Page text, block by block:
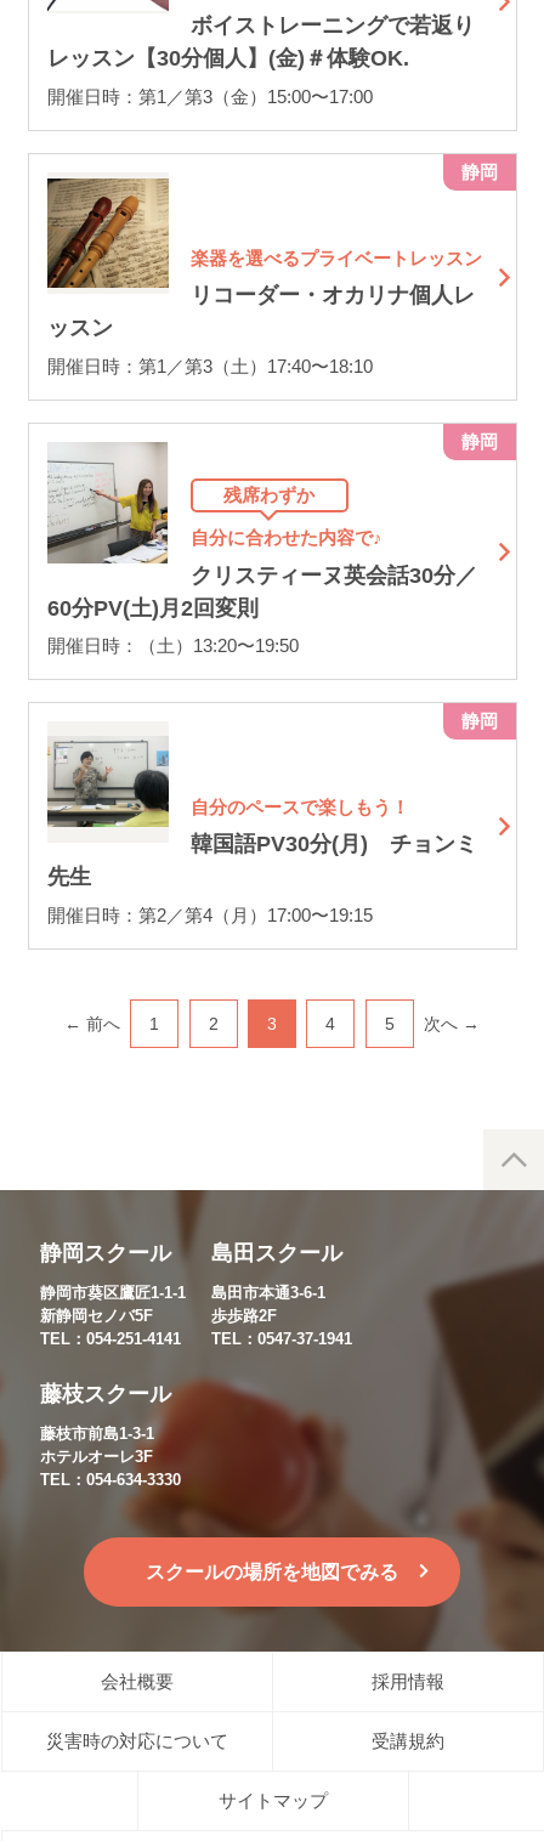
ボイストレーニングで若返り
レッスン【30分個人】(金)＃体験OK.
開催日時：第1／第3（金）15:00〜17:00
楽器を選べるプライベートレッスン
リコーダー・オカリナ個人レ
ッスン
開催日時：第1／第3（土）17:40〜18:10
静岡
残席わずか
自分に合わせた内容で♪
クリスティーヌ英会話30分／
60分PV(土)月2回変則
開催日時：（土）13:20〜19:50
静岡
自分のペースで楽しもう！
韓国語PV30分(月) チョンミ
先生
開催日時：第2／第4（月）17:00〜19:15
静岡
← 前へ 1 2 3 4 5 次へ →
静岡スクール
静岡市葵区鷹匠1-1-1
新静岡セノバ5F
TEL：054-251-4141
島田スクール
島田市本通3-6-1
歩歩路2F
TEL：0547-37-1941
藤枝スクール
藤枝市前島1-3-1
ホテルオーレ3F
TEL：054-634-3330
スクールの場所を地図でみる
会社概要 採用情報
災害時の対応について 受講規約
サイトマップ